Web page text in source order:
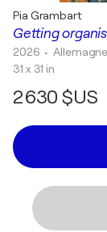
Getting
Pia Grambart
2026 • Allemagne
31 x 31 in
2 630 $US